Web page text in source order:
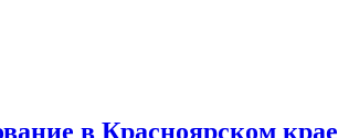
в Красноярском крае